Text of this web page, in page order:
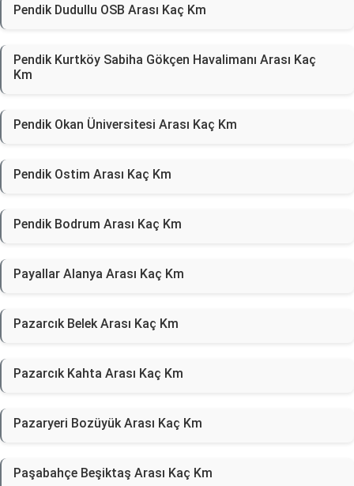
Pendik Dudullu OSB Arası Kaç Km
Pendik Kurtköy Sabiha Gökçen Havalimanı Arası Kaç
Km
Pendik Okan Üniversitesi Arası Kaç Km
Pendik Ostim Arası Kaç Km
Pendik Bodrum Arası Kaç Km
Payallar Alanya Arası Kaç Km
Pazarcık Belek Arası Kaç Km
Pazarcık Kahta Arası Kaç Km
Pazaryeri Bozüyük Arası Kaç Km
Paşabahçe Beşiktaş Arası Kaç Km